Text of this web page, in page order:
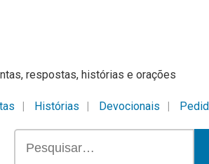
respostas, histórias e orações
Histórias Devocionais